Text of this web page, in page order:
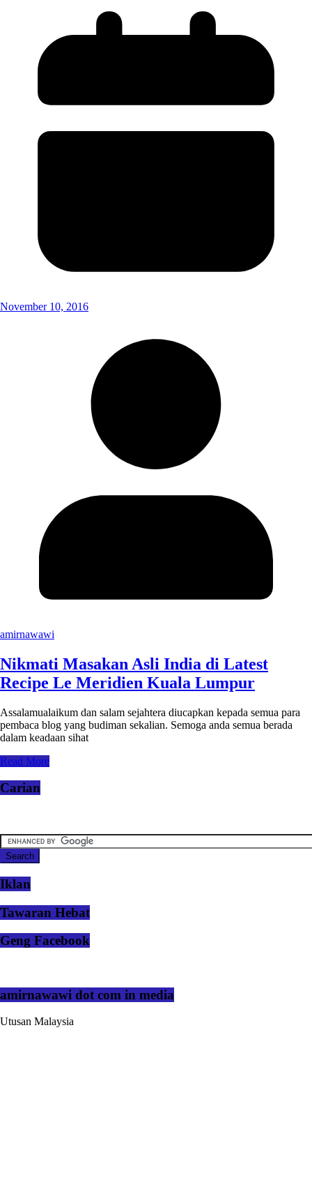
November 10, 2016
amirnawawi
Nikmati Masakan Asli India di Latest
Recipe Le Meridien Kuala Lumpur
Assalamualaikum dan salam sejahtera diucapkan kepada semua para
pembaca blog yang budiman sekalian. Semoga anda semua berada
dalam keadaan sihat
Read More
Carian
Iklan
Tawaran Hebat
Geng Facebook
amirnawawi dot com in media
Utusan Malaysia